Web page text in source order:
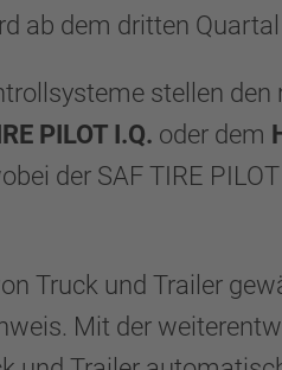
ab dem dritten
stellen
PILOT I.Q. oder dem
der SAF TIRE
Truck und Trailer
Mit der